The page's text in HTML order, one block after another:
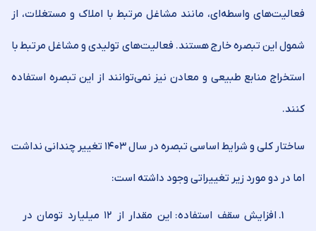
فعالیت‌های واسطه‌ای، مانند مشاغل مرتبط با املاک و مستغلات، از
شمول این تبصره خارج هستند. فعالیت‌های تولیدی و مشاغل مرتبط با
استخراج منابع طبیعی و معادن نیز نمی‌توانند از این تبصره استفاده
کنند.
ساختار کلی و شرایط اساسی تبصره در سال ۱۴۰۳ تغییر چندانی نداشت
اما در دو مورد زیر تغییراتی وجود داشته است:
افزایش سقف استفاده: این مقدار از ۱۲ میلیارد تومان در